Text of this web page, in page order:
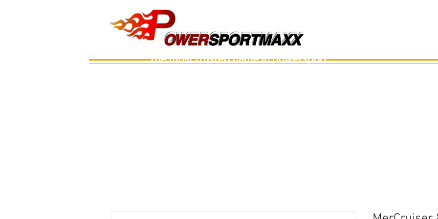
OWERSPORTMAXX
OWERSPORTMAXX
The most trusted name in powersport.